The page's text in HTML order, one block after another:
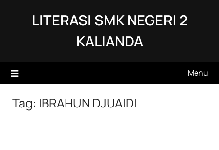
LITERASI SMK NEGERI 2
KALIANDA
Menu
Tag: IBRAHUN DJUAIDI